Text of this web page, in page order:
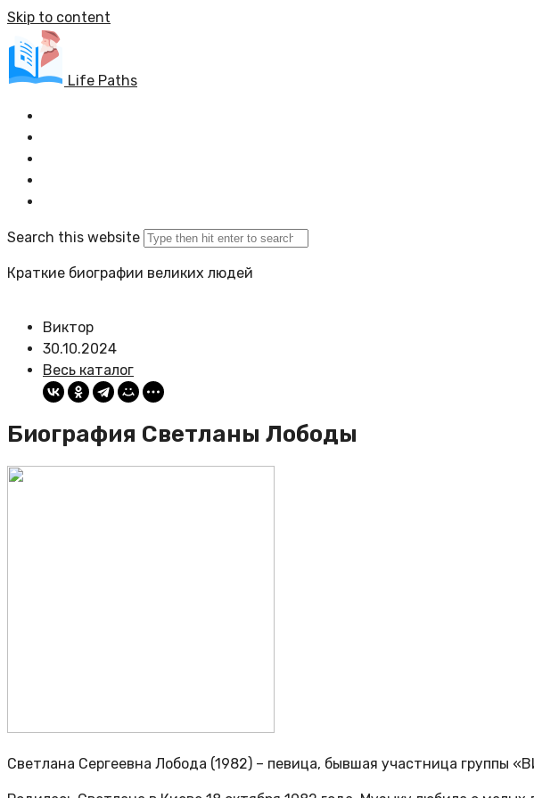
Skip to content
Life Paths
Search this website
Краткие биографии великих людей
Виктор
30.10.2024
Весь каталог
Биография Светланы Лободы
Светлана Сергеевна Лобода (1982) – певица, бывшая участница группы